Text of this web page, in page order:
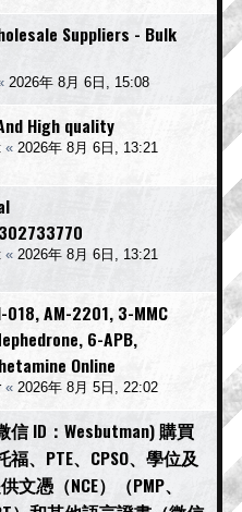
Suppliers - Bulk
2026年 8月 6日, 15:08
High quality
« 2026年 8月 6日, 13:21
« 2026年 8月 6日, 13:21
018, AM-2201, 3-MMC
6-APB,
Online
« 2026年 8月 5日, 22:02
ID：Wesbutman) 購買
福、PTE、CPSO、學位及
憑（NCE）（PMP、